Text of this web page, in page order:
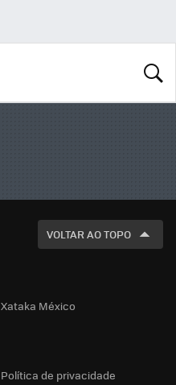
VOLTAR AO TOPO
Xataka México
Política de privacidade